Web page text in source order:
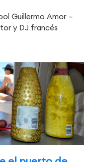
Guillermo Amor –
y DJ francés